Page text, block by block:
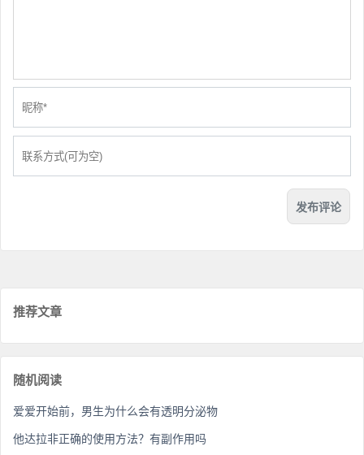
推荐文章
随机阅读
爱爱开始前，男生为什么会有透明分泌物
他达拉非正确的使用方法？有副作用吗